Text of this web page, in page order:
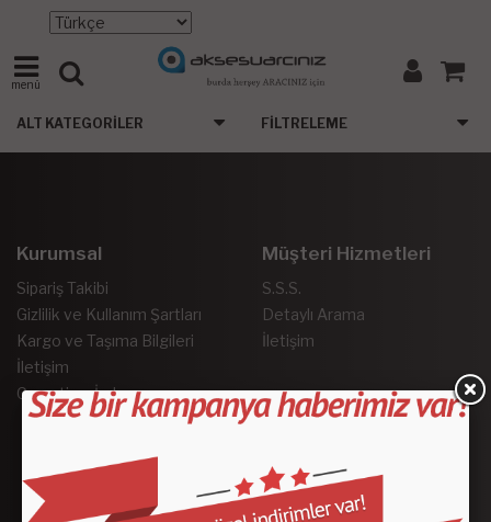
menü
ALT KATEGORILER FILTRELEME
Kurumsal
Sipariş Takibi
Gizlilik ve Kullanım Şartları
Kargo ve Taşıma Bilgileri
İletişim
Garanti ve İade
Müşteri Hizmetleri
S.S.S.
Detaylı Arama
İletişim